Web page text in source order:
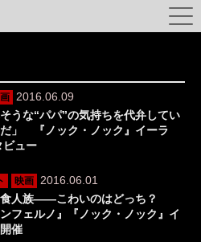
2016.06.09
そうな“パパ”の気持ちを代弁してい
」 『ノック・ノック』イーラ
ビュー
映画
2016.06.01
食人族――こわいのはどっち？
ンフェルノ』『ノック・ノック』イ
催